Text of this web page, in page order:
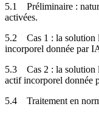
5.1 Préliminaire :
activées.
5.2 Cas 1 : la solution
incorporel donnée par
5.3 Cas 2 : la solution
actif incorporel donnée
5.4 Traitement en